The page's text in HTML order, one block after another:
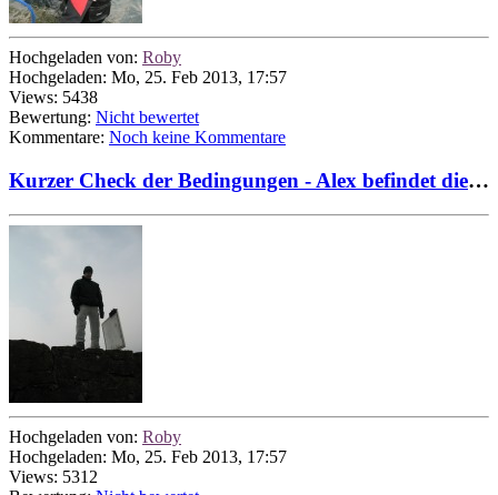
Hochgeladen von: Roby
Hochgeladen: Mo, 25. Feb 2013, 17:57
Views: 5438
Bewertung: Nicht bewertet
Kommentare: Noch keine Kommentare
Kurzer Check der Bedingungen - Alex befindet diese...
Hochgeladen von: Roby
Hochgeladen: Mo, 25. Feb 2013, 17:57
Views: 5312